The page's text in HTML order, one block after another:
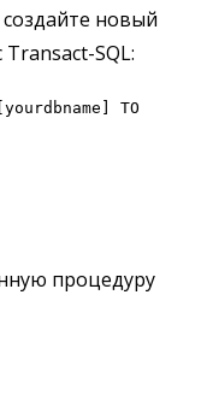
новый
SQL:
TO
процедуру